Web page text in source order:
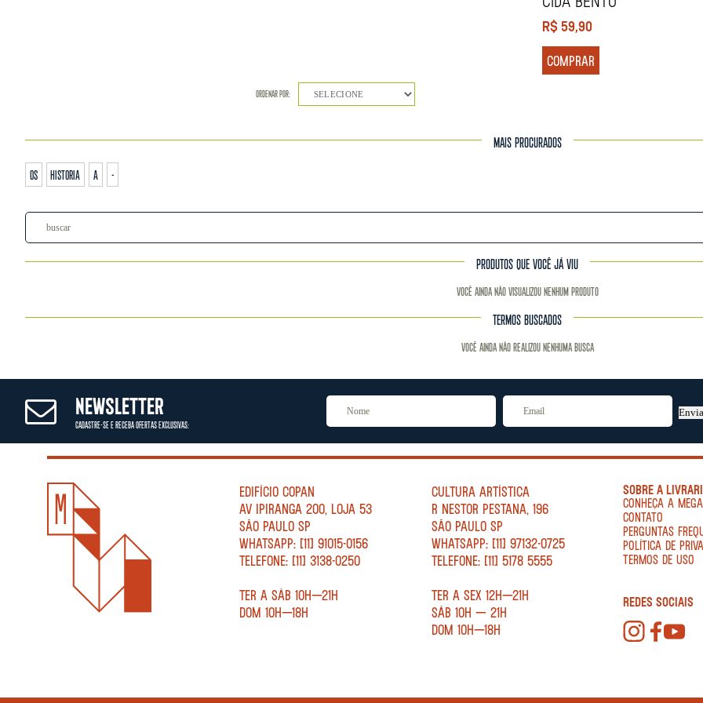
R$59,90
COMPRAR
ORDENAR POR: SELECIONE
MAIS PROCURADOS
os historia a -
PRODUTOS QUE VOCÊ JÁ VIU
Você ainda não visualizou nenhum produto
TERMOS BUSCADOS
Você ainda não realizou nenhuma busca
NEWSLETTER
CADASTRE-SE E RECEBA OFERTAS EXCLUSIVAS:
EDIFÍCIO COPAN
AV IPIRANGA 200, LOJA 53
SÃO PAULO SP
WHATSAPP: [11] 91015-0156
TELEFONE: [11] 3138-0250
TER A SÁB 10H—21H
DOM 10H—18H
CULTURA ARTÍSTICA
R NESTOR PESTANA, 196
SÃO PAULO SP
WHATSAPP: [11] 97132-0725
TELEFONE: [11] 5178 5555
TER A SEX 12H—21H
SÁB 10H — 21H
DOM 10H—18H
SOBRE A
CONHEÇA A
CONTATO
PERGUNTAS
POLÍTICA DE
TERMOS DE USO
REDES SOCIAIS